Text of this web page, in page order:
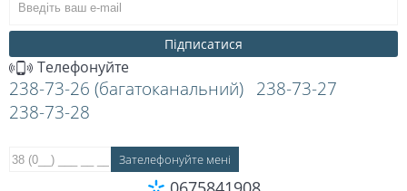
Підписатися
Телефонуйте
238-73-26 (багатоканальний) 238-73-27
238-73-28